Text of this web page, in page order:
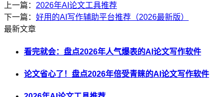
上一篇： 2026年AI论文工具推荐
下一篇： 好用的AI写作辅助平台推荐（2026最新版）
最新文章
看完就会：盘点2026年人气爆表的AI论文写作软件
论文省心了！盘点2026年倍受青睐的AI论文写作软件